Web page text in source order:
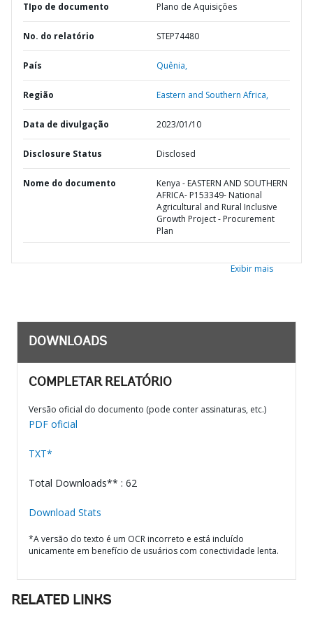
TIpo de documento Plano de Aquisições
No. do relatório STEP74480
País Quênia,
Região Eastern and Southern Africa,
Data de divulgação 2023/01/10
Disclosure Status Disclosed
Nome do documento
Kenya - EASTERN AND SOUTHERN
AFRICA- P153349- National
Agricultural and Rural Inclusive
Growth Project - Procurement
Plan
Exibir mais
DOWNLOADS
COMPLETAR RELATÓRIO
Versão oficial do documento (pode conter assinaturas, etc.)
PDF oficial
TXT*
Total Downloads** : 62
Download Stats
*A versão do texto é um OCR incorreto e está incluído
unicamente em benefício de usuários com conectividade lenta.
RELATED LINKS